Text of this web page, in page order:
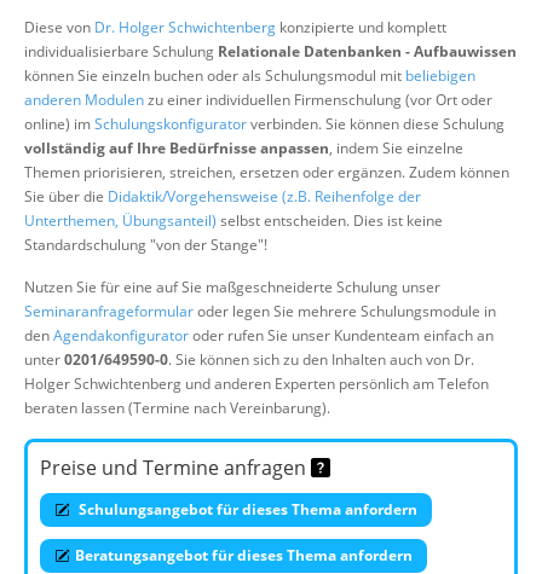
Suche
Diese von Dr. Holger Schwichtenberg konzipierte und komplett
individualisierbare Schulung Relationale Datenbanken - Aufbauwissen
können Sie einzeln buchen oder als Schulungsmodul mit beliebigen
anderen Modulenzu einer individuellen Firmenschulung (vor Ort oder
online) imSchulungskonfiguratorverbinden. Sie können diese Schulung
vollständig auf Ihre Bedürfnisse anpassen, indem Sie einzelne
Themen priorisieren, streichen, ersetzen oder ergänzen. Zudem können
Sie über die Didaktik/Vorgehensweise (z.B. Reihenfolge der
Unterthemen, Übungsanteil) selbst entscheiden. Dies ist keine
Standardschulung "von der Stange"!
Nutzen Sie für eine auf Sie maßgeschneiderte Schulung unser
Seminaranfrageformularoder legen Sie mehrere Schulungsmodule in
denAgendakonfiguratoroder rufen Sie unser Kundenteam einfach an
unter0201/649590-0. Sie können sich zu den Inhalten auch von Dr.
Holger Schwichtenberg und anderen Experten persönlich am Telefon
beraten lassen (Termine nach Vereinbarung).
Preise und Termine anfragen
Schulungsangebot für dieses Thema anfordern
Beratungsangebot für dieses Thema anfordern